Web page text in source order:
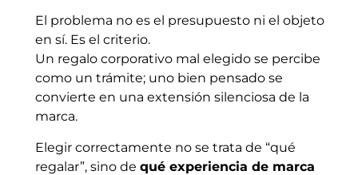
El problema no es el presupuesto ni el objeto
en sí. Es el criterio.
Un regalo corporativo mal elegido se percibe
como un trámite; uno bien pensado se
convierte en una extensión silenciosa de la
marca.
Elegir correctamente no se trata de “qué
regalar”, sino de qué experiencia de marca